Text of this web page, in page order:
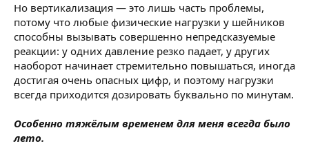
Но вертикализация — это лишь часть проблемы,
потому что любые физические нагрузки у шейников
способны вызывать совершенно непредсказуемые
реакции: у одних давление резко падает, у других
наоборот начинает стремительно повышаться, иногда
достигая очень опасных цифр, и поэтому нагрузки
всегда приходится дозировать буквально по минутам.
Особенно тяжёлым временем для меня всегда было
лето.